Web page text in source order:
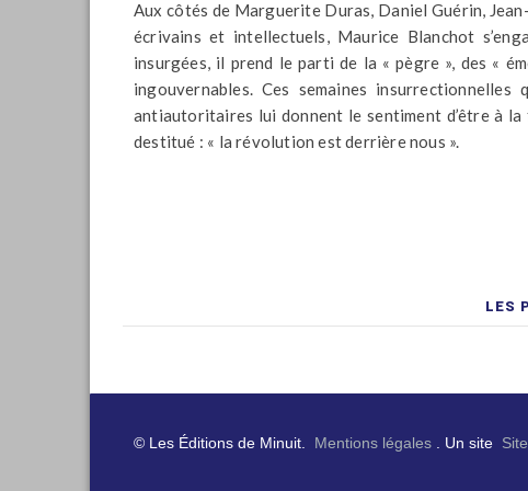
Aux côtés de Marguerite Duras, Daniel Guérin,
écrivains et intellectuels, Maurice Blanchot
insurgées, il prend le parti de la « pègre », des «
ingouvernables. Ces semaines
antiautoritaires lui donnent le sentiment d’être à
destitué : « la révolution est derrière nous ».
LES
© Les Éditions de Minuit. Mentions légales . Un site